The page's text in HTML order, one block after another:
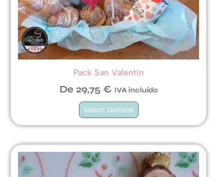
Pack San Valentín
De 29,75 € IVA incluído
Select Options